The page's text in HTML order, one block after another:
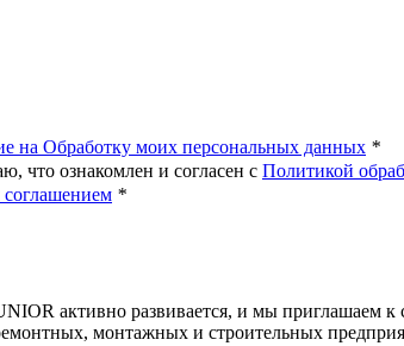
на Обработку моих персональных данных *
что ознакомлен и согласен с Политикой
соглашением *
активно развивается, и мы
монтажных и строительных